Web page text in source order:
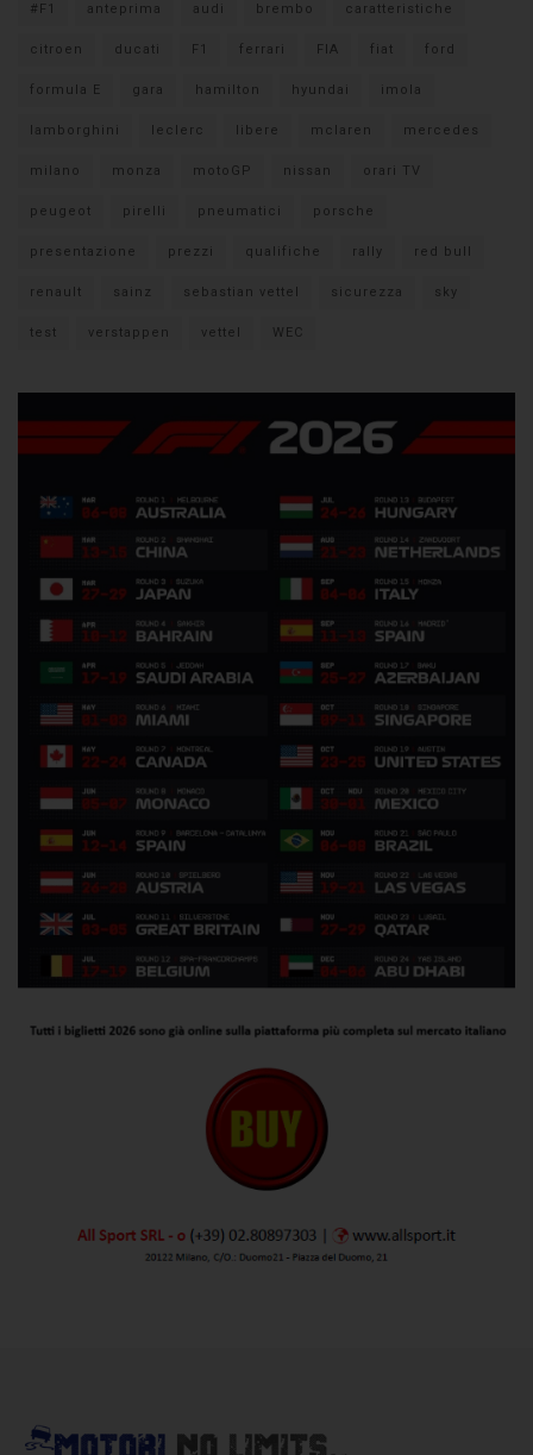
#F1 anteprima audi brembo caratteristiche
citroen ducati F1 ferrari FIA fiat ford
formula E gara hamilton hyundai imola
lamborghini leclerc libere mclaren mercedes
milano monza motoGP nissan orari TV
peugeot pirelli pneumatici porsche
presentazione prezzi qualifiche rally red bull
renault sainz sebastian vettel sicurezza sky
test verstappen vettel WEC